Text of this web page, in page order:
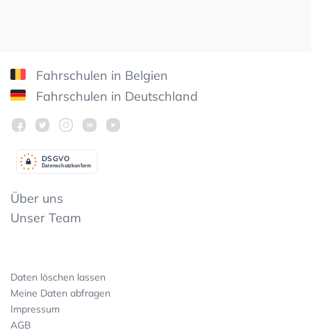
Fahrschulen in Belgien
Fahrschulen in Deutschland
Datenschutzkonform
DSGVO
Über uns
Unser Team
Daten löschen lassen
Meine Daten abfragen
Impressum
AGB